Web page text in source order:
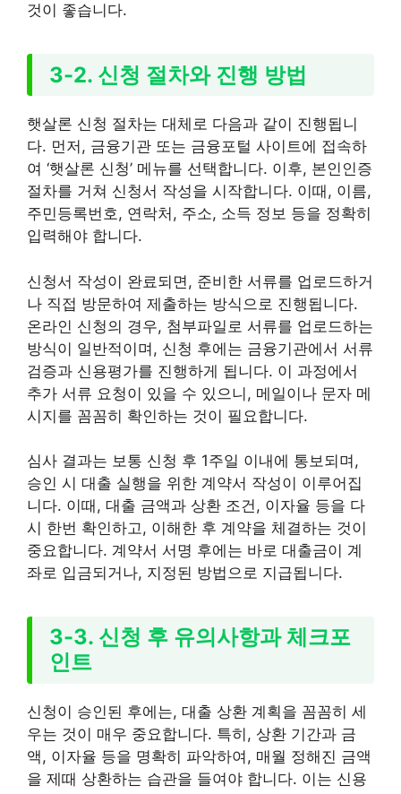
것이 좋습니다.
3-2. 신청 절차와 진행 방법
햇살론 신청 절차는 대체로 다음과 같이 진행됩니
다. 먼저, 금융기관 또는 금융포털 사이트에 접속하
여 ‘햇살론 신청’ 메뉴를 선택합니다. 이후, 본인인증
절차를 거쳐 신청서 작성을 시작합니다. 이때, 이름,
주민등록번호, 연락처, 주소, 소득 정보 등을 정확히
입력해야 합니다.
신청서 작성이 완료되면, 준비한 서류를 업로드하거
나 직접 방문하여 제출하는 방식으로 진행됩니다.
온라인 신청의 경우, 첨부파일로 서류를 업로드하는
방식이 일반적이며, 신청 후에는 금융기관에서 서류
검증과 신용평가를 진행하게 됩니다. 이 과정에서
추가 서류 요청이 있을 수 있으니, 메일이나 문자 메
시지를 꼼꼼히 확인하는 것이 필요합니다.
심사 결과는 보통 신청 후 1주일 이내에 통보되며,
승인 시 대출 실행을 위한 계약서 작성이 이루어집
니다. 이때, 대출 금액과 상환 조건, 이자율 등을 다
시 한번 확인하고, 이해한 후 계약을 체결하는 것이
중요합니다. 계약서 서명 후에는 바로 대출금이 계
좌로 입금되거나, 지정된 방법으로 지급됩니다.
3-3. 신청 후 유의사항과 체크포
인트
신청이 승인된 후에는, 대출 상환 계획을 꼼꼼히 세
우는 것이 매우 중요합니다. 특히, 상환 기간과 금
액, 이자율 등을 명확히 파악하여, 매월 정해진 금액
을 제때 상환하는 습관을 들여야 합니다. 이는 신용